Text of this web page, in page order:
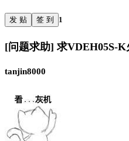
发 贴 签 到 1
[问题求助] 求VDEH05S-
tanjin8000